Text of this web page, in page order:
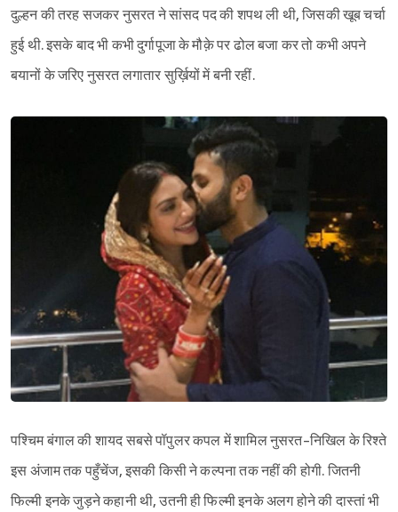
दुल्हन की तरह सजकर नुसरत ने सांसद पद की शपथ ली थी, जिसकी खूब चर्चा
हुई थी. इसके बाद भी कभी दुर्गापूजा के मौक़े पर ढोल बजा कर तो कभी अपने
बयानों के जरिए नुसरत लगातार सुर्ख़ियों में बनी रहीं.
पश्चिम बंगाल की शायद सबसे पॉपुलर कपल में शामिल नुसरत-निखिल के रिश्ते
इस अंजाम तक पहुँचेंज, इसकी किसी ने कल्पना तक नहीं की होगी. जितनी
फिल्मी इनके जुड़ने कहानी थी, उतनी ही फिल्मी इनके अलग होने की दास्तां भी